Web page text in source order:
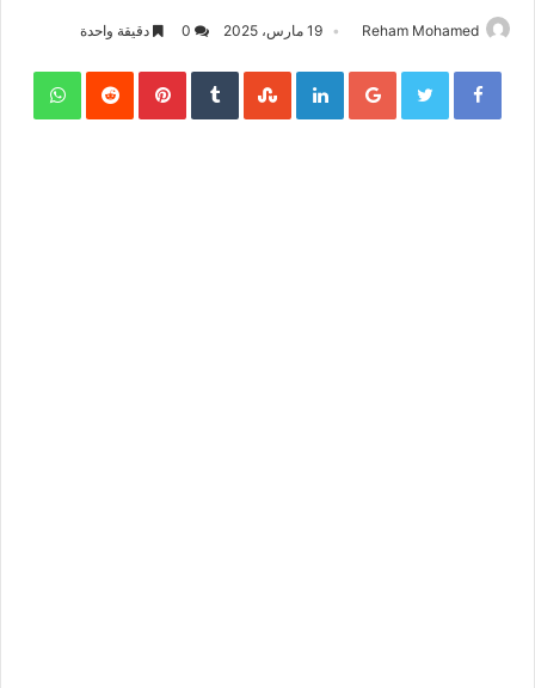
Reham Mohamed 19 مارس، 2025 دقيقة واحدة
Facebook
Twitter
Google+
LinkedIn
Pinterest